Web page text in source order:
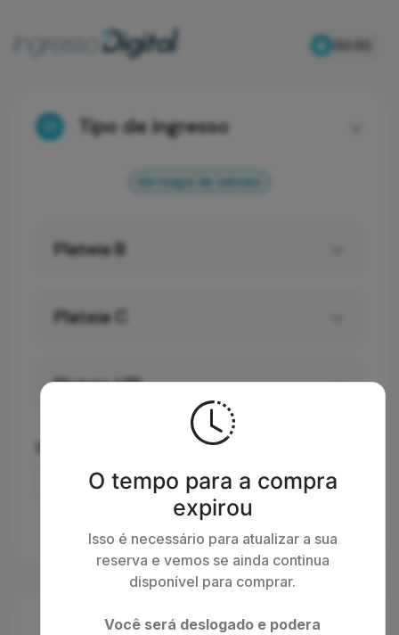
00:00
O tempo para a compra
expirou
Isso é necessário para atualizar a sua
reserva e vemos se ainda continua
disponível para comprar.
Você será deslogado e podera
Tipo de ingresso
Ver mapa de setores
Plateia B
Plateia C
Plateia VIP
Escolha a forma de entrega: